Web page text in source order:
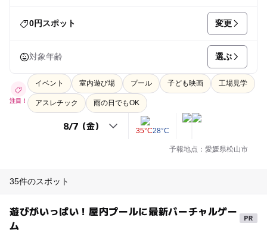
0円スポット 変更
対象年齢 選ぶ
注目！
イベント 室内遊び場 プール 子ども映画 工場見学
アスレチック 雨の日でもOK
35°C28°C
予報地点：愛媛県松山市
35件のスポット
遊びがいっぱい！屋内プールに最新バーチャルゲー
ム